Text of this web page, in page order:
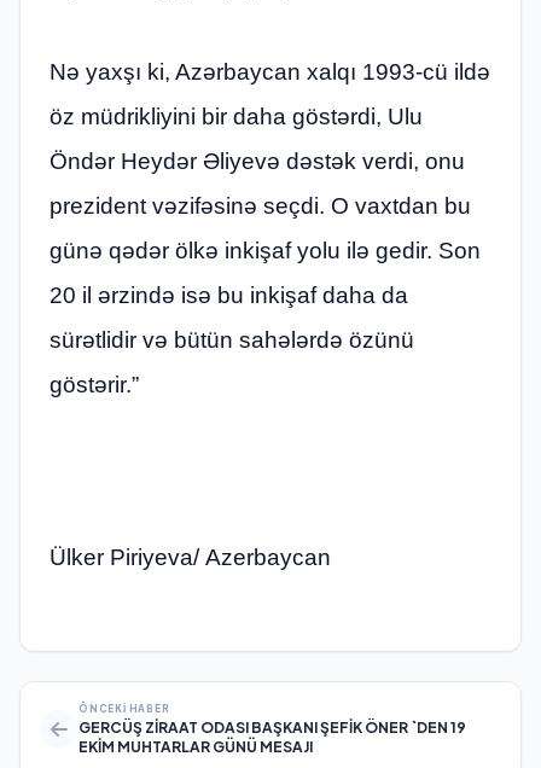
Nə yaxşı ki, Azərbaycan xalqı 1993-cü ildə
öz müdrikliyini bir daha göstərdi, Ulu
Öndər Heydər Əliyevə dəstək verdi, onu
prezident vəzifəsinə seçdi. O vaxtdan bu
günə qədər ölkə inkişaf yolu ilə gedir. Son
20 il ərzində isə bu inkişaf daha da
sürətlidir və bütün sahələrdə özünü
göstərir.”
Ülker Piriyeva/ Azerbaycan
ÖNCEKI HABER
GERCÜŞ ZİRAAT ODASI BAŞKANI ŞEFİK ÖNER `DEN 19
EKİM MUHTARLAR GÜNÜ MESAJI